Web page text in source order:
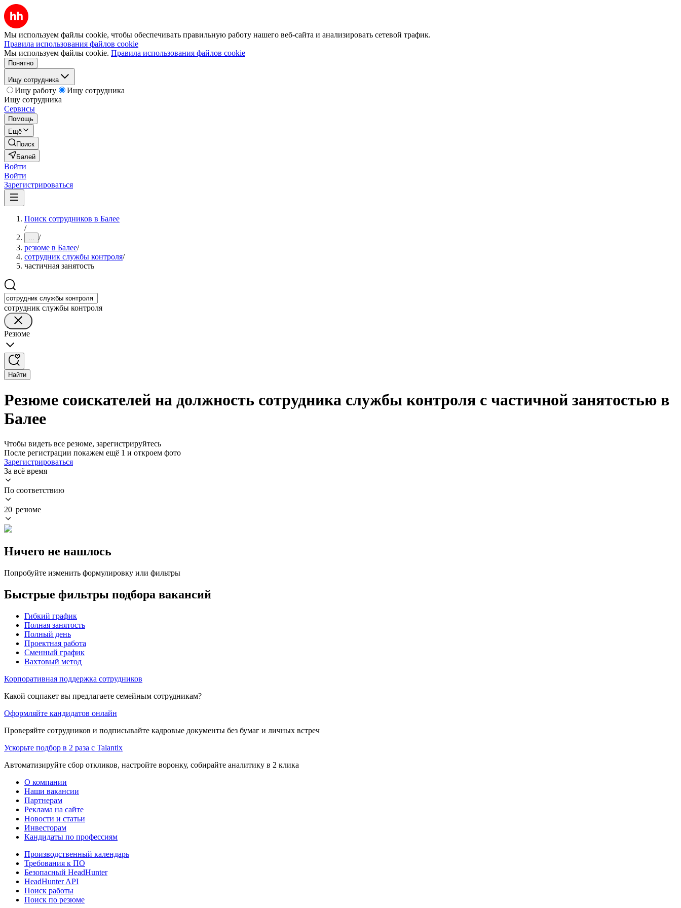
Мы используем файлы cookie, чтобы обеспечивать правильную работу нашего веб-сайта и анализировать сетевой трафик.
Правила использования файлов cookie
Мы используем файлы cookie. Правила использования файлов cookie
Понятно
Ищу сотрудника
Ищу работу
Ищу сотрудника
Ищу сотрудника
Сервисы
Помощь
Ещё
Поиск
Балей
Войти
Войти
Зарегистрироваться
Поиск сотрудников в Балее
/
... /
резюме в Балее/
сотрудник службы контроля/
частичная занятость
сотрудник службы контроля
Резюме
Найти
Резюме соискателей на должность сотрудника службы контроля с частичной занятостью в
Балее
Чтобы видеть все резюме, зарегистрируйтесь
После регистрации покажем ещё 1 и откроем фото
Зарегистрироваться
За всё время
По соответствию
20 резюме
Ничего не нашлось
Попробуйте изменить формулировку или фильтры
Быстрые фильтры подбора вакансий
Гибкий график
Полная занятость
Полный день
Проектная работа
Сменный график
Вахтовый метод
Корпоративная поддержка сотрудников
Какой соцпакет вы предлагаете семейным сотрудникам?
Оформляйте кандидатов онлайн
Проверяйте сотрудников и подписывайте кадровые документы без бумаг и личных встреч
Ускорьте подбор в 2 раза с Talantix
Автоматизируйте сбор откликов, настройте воронку, собирайте аналитику в 2 клика
О компании
Наши вакансии
Партнерам
Реклама на сайте
Новости и статьи
Инвесторам
Кандидаты по профессиям
Производственный календарь
Требования к ПО
Безопасный HeadHunter
HeadHunter API
Поиск работы
Поиск по резюме